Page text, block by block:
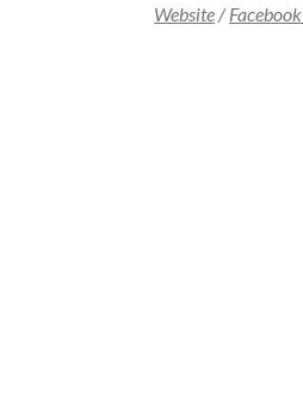
Website/Facebook